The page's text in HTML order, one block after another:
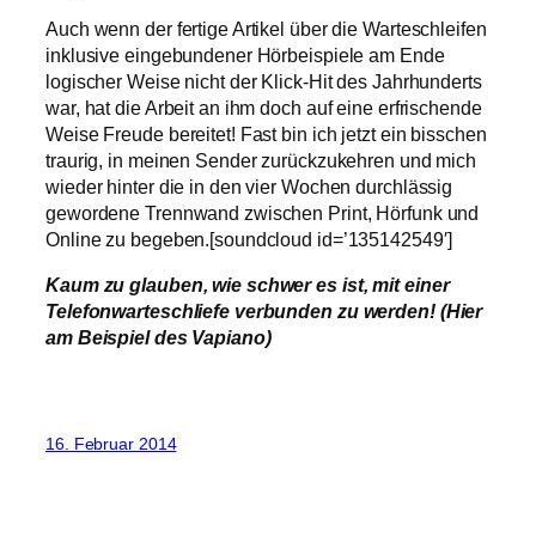
Auch wenn der fertige Artikel über die Warteschleifen
inklusive eingebundener Hörbeispiele am Ende
logischer Weise nicht der Klick-Hit des Jahrhunderts
war, hat die Arbeit an ihm doch auf eine erfrischende
Weise Freude bereitet! Fast bin ich jetzt ein bisschen
traurig, in meinen Sender zurückzukehren und mich
wieder hinter die in den vier Wochen durchlässig
gewordene Trennwand zwischen Print, Hörfunk und
Online zu begeben.[soundcloud id=’135142549′]
Kaum zu glauben, wie schwer es ist, mit einer
Telefonwarteschliefe verbunden zu werden! (Hier
am Beispiel des Vapiano)
16. Februar 2014